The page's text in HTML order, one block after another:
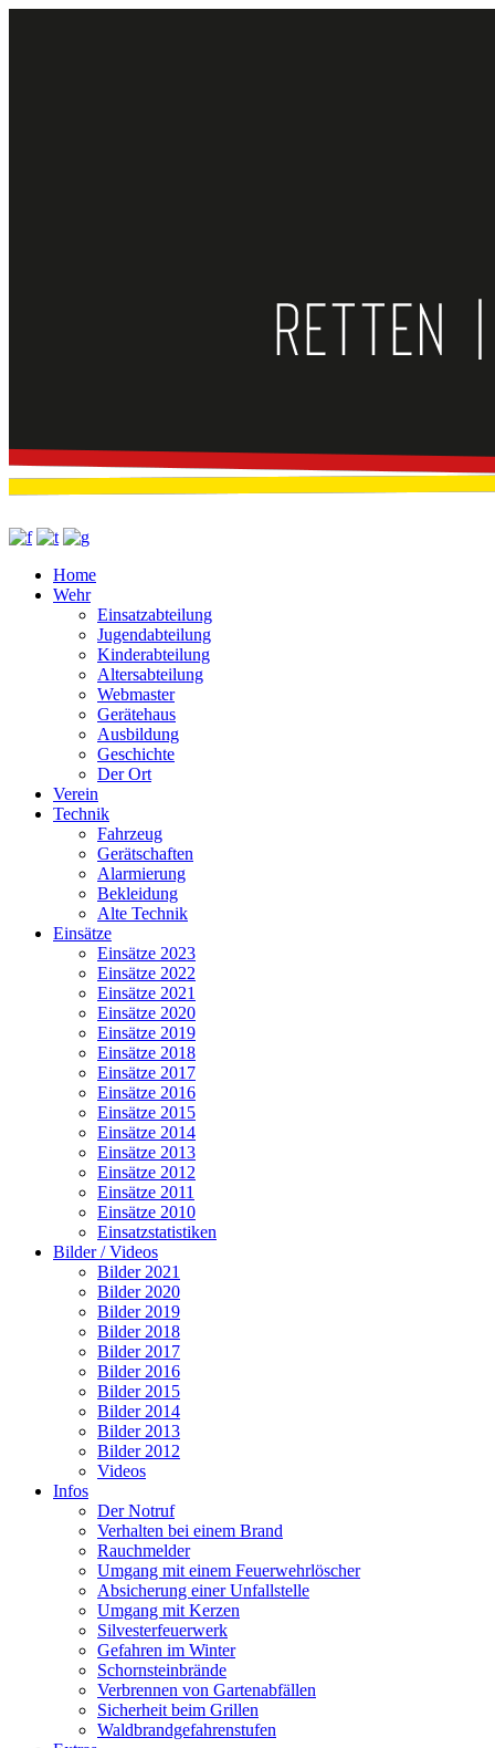
Home
Wehr
Einsatzabteilung
Jugendabteilung
Kinderabteilung
Altersabteilung
Webmaster
Gerätehaus
Ausbildung
Geschichte
Der Ort
Verein
Technik
Fahrzeug
Gerätschaften
Alarmierung
Bekleidung
Alte Technik
Einsätze
Einsätze 2023
Einsätze 2022
Einsätze 2021
Einsätze 2020
Einsätze 2019
Einsätze 2018
Einsätze 2017
Einsätze 2016
Einsätze 2015
Einsätze 2014
Einsätze 2013
Einsätze 2012
Einsätze 2011
Einsätze 2010
Einsatzstatistiken
Bilder / Videos
Bilder 2021
Bilder 2020
Bilder 2019
Bilder 2018
Bilder 2017
Bilder 2016
Bilder 2015
Bilder 2014
Bilder 2013
Bilder 2012
Videos
Infos
Der Notruf
Verhalten bei einem Brand
Rauchmelder
Umgang mit einem Feuerwehrlöscher
Absicherung einer Unfallstelle
Umgang mit Kerzen
Silvesterfeuerwerk
Gefahren im Winter
Schornsteinbrände
Verbrennen von Gartenabfällen
Sicherheit beim Grillen
Waldbrandgefahrenstufen